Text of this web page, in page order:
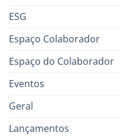
ESG
Espaço Colaborador
Espaço do Colaborador
Eventos
Geral
Lançamentos